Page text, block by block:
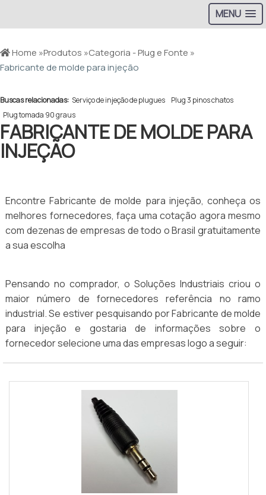
MENU
Home »Produtos »Categoria - Plug e Fonte »
Fabricante de molde para injeção
Buscas relacionadas: Serviço de injeção de plugues
Plug 3 pinos chatos
Plug tomada 90 graus
FABRICANTE DE MOLDE PARA
INJEÇÃO
Encontre Fabricante de molde para injeção, conheça os
melhores fornecedores, faça uma cotação agora mesmo
com dezenas de empresas de todo o Brasil gratuitamente
a sua escolha
Pensando no comprador, o Soluções Industriais criou o
maior número de fornecedores referência no ramo
industrial. Se estiver pesquisando por Fabricante de molde
para injeção e gostaria de informações sobre o
fornecedor selecione uma das empresas logo a seguir: